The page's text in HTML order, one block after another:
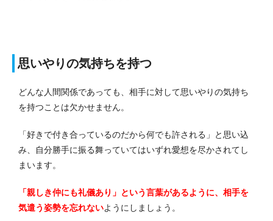
思いやりの気持ちを持つ
どんな人間関係であっても、相手に対して思いやりの気持ち
を持つことは欠かせません。
「好きで付き合っているのだから何でも許される」と思い込
み、自分勝手に振る舞っていてはいずれ愛想を尽かされてし
まいます。
「親しき仲にも礼儀あり」という言葉があるように、相手を
気遣う姿勢を忘れないようにしましょう。